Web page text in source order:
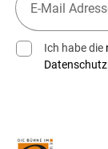
Ich habe die